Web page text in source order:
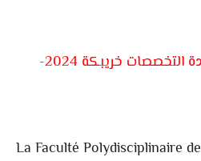
اجازة التميز الكلية المتعددة التخصصات خريبكة 2024-
La Faculté Polydisciplinaire de